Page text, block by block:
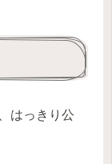
はっきり公